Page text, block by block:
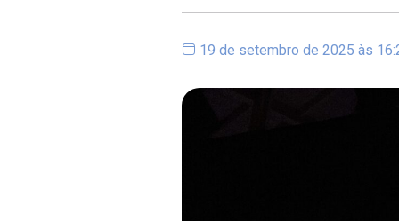
19 de setembro de 2025 às